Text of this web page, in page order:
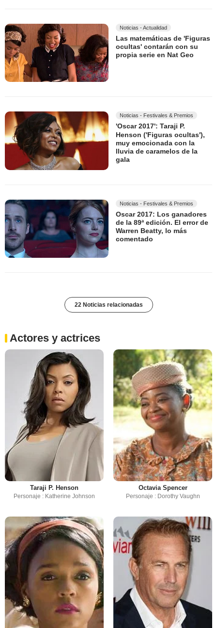
Noticias - Actualidad
Las matemáticas de 'Figuras
ocultas' contarán con su
propia serie en Nat Geo
Noticias - Festivales & Premios
'Oscar 2017': Taraji P.
Henson ('Figuras ocultas'),
muy emocionada con la
lluvia de caramelos de la
gala
Noticias - Festivales & Premios
Oscar 2017: Los ganadores
de la 89ª edición. El error de
Warren Beatty, lo más
comentado
22 Noticias relacionadas
Actores y actrices
Taraji P. Henson
Personaje : Katherine Johnson
Octavia Spencer
Personaje : Dorothy Vaughn